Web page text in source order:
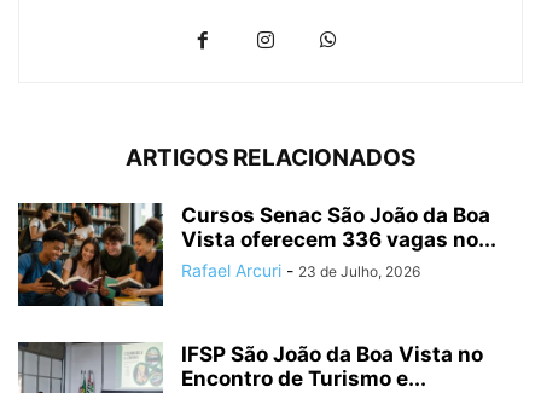
ARTIGOS RELACIONADOS
Cursos Senac São João da Boa
Vista oferecem 336 vagas no...
Rafael Arcuri - 23 de Julho, 2026
IFSP São João da Boa Vista no
Encontro de Turismo e...